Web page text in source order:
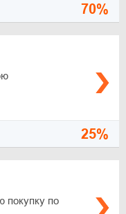
70%
25%
покупку по